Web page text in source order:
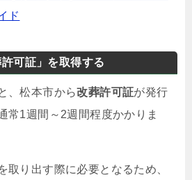
ド
許可証」を取得する
、松本市から改葬許可証が発行
常1週間～2週間程度かかりま
取り出す際に必要となるため、